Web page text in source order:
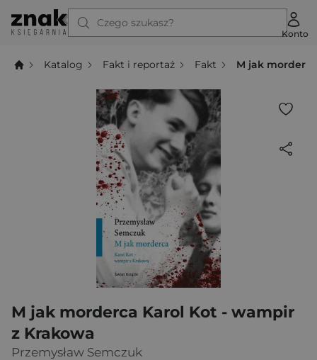
Czego szukasz?
Konto
Katalog Fakt i reportaż Fakt M jak
M jak morderca Karol Kot - wampir
z Krakowa
Przemysław Semczuk